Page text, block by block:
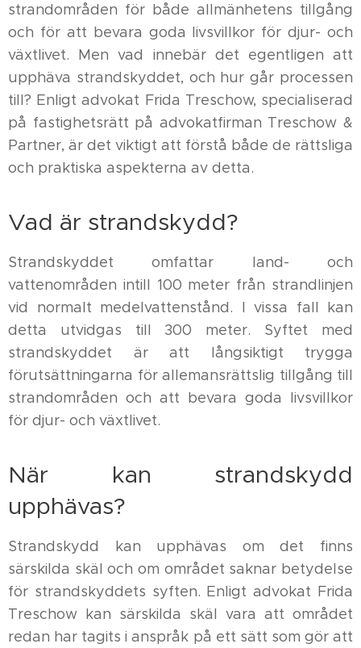
strandområden för både allmänhetens tillgång
och för att bevara goda livsvillkor för djur- och
växtlivet. Men vad innebär det egentligen att
upphäva strandskyddet, och hur går processen
till? Enligt advokat Frida Treschow, specialiserad
på fastighetsrätt på advokatfirman Treschow &
Partner, är det viktigt att förstå både de rättsliga
och praktiska aspekterna av detta.
Vad är strandskydd?
Strandskyddet omfattar land- och
vattenområden intill 100 meter från strandlinjen
vid normalt medelvattenstånd. I vissa fall kan
detta utvidgas till 300 meter. Syftet med
strandskyddet är att långsiktigt trygga
förutsättningarna för allemansrättslig tillgång till
strandområden och att bevara goda livsvillkor
för djur- och växtlivet.
När kan strandskydd
upphävas?
Strandskydd kan upphävas om det finns
särskilda skäl och om området saknar betydelse
för strandskyddets syften. Enligt advokat Frida
Treschow kan särskilda skäl vara att området
redan har tagits i anspråk på ett sätt som gör att